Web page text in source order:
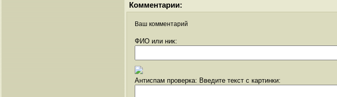
Комментарии:
Ваш комментарий
ФИО или ник:
Антиспам проверка: Введите текст с картинки: